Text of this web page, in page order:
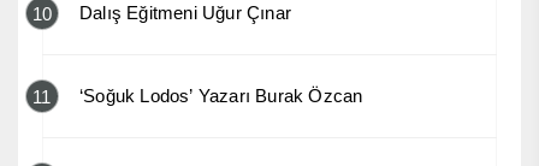
10 Dalış Eğitmeni Uğur Çınar
11 ‘Soğuk Lodos’ Yazarı Burak Özcan